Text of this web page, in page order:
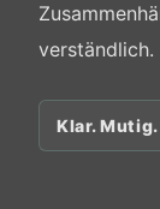
verständlich.
Klar.